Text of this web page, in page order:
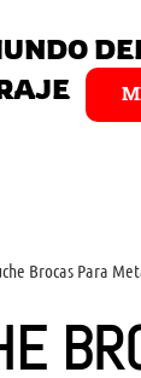
Brocas Para